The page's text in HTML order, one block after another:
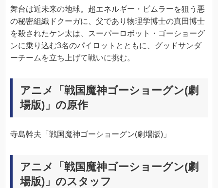
舞台は近未来の地球。超エネルギー・ビムラーを狙う悪
の秘密組織ドクーガに、父であり物理学博士の真田博士
を殺されたケン太は、スーパーロボット・ゴーショーグ
ンに乗り込む3名のパイロットとともに、グッドサンダ
ーチームを立ち上げて戦いに挑む。
アニメ「戦国魔神ゴーショーグン(劇
場版)」の原作
寺島幹夫「戦国魔神ゴーショーグン(劇場版)」
アニメ「戦国魔神ゴーショーグン(劇
場版)」のスタッフ